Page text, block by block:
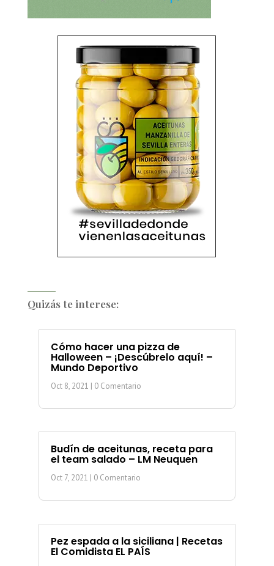
Quizás te interese:
Cómo hacer una pizza de
Halloween – ¡Descúbrelo aquí! –
Mundo Deportivo
Oct 8, 2021 | 0 Comentario
Budín de aceitunas, receta para
el team salado – LM Neuquen
Oct 7, 2021 | 0 Comentario
Pez espada a la siciliana | Recetas
El Comidista EL PAÍS